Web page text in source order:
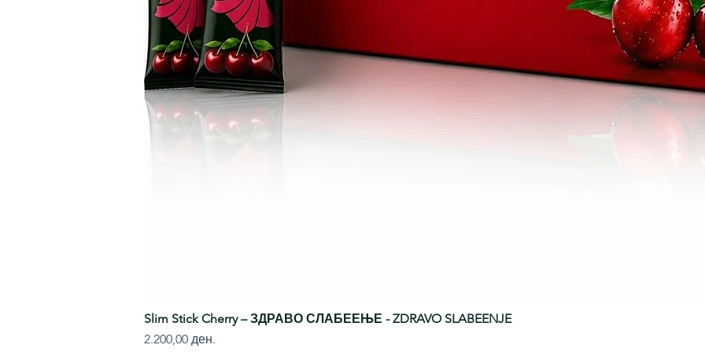
Quick View
Slim Stick Cherry – ЗДРАВО СЛАБЕЕЊЕ - ZDRAVO SLABEENJE
Price
2.200,00 ден.